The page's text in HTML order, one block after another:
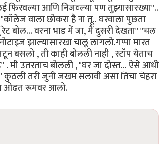
फिरवल्या आणि निजवल्या पण तुझ्यासारख्या"..
वाला छोकरा है ना तू.. घरवाला पुछता
बोल... वरना भाड में जा, मैं दुसरी देखता" "चल
झाल्यासारखा चालू लागलो.गप्पा मारत
बसलो , ती काही बोलली नाही , स्टॉप येताच
. मी उतरताच बोलली , "घर जा दोस्त... ऐसे आधी
कुठली तरी जुनी जखम सलावी असा तिचा चेहरा
ओढत रूमवर आलो.